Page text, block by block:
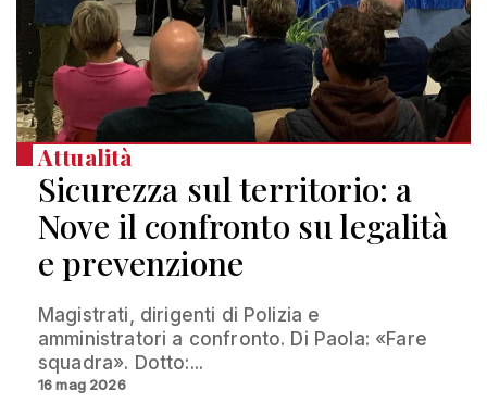
Attualità
Sicurezza sul territorio: a
Nove il confronto su legalità
e prevenzione
Magistrati, dirigenti di Polizia e
amministratori a confronto. Di Paola: «Fare
squadra». Dotto:...
16 mag 2026